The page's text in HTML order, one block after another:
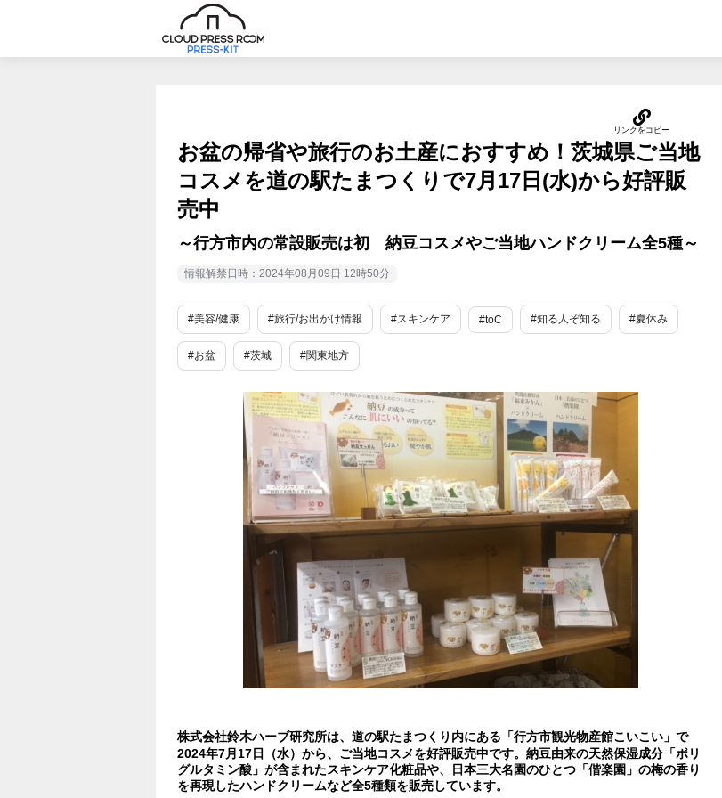
お盆の帰省や旅行のお土産におすすめ！茨城県ご当地
コスメを道の駅たまつくりで7月17日(水)から好評販
売中
～行方市内の常設販売は初 納豆コスメやご当地ハンドクリーム全5種～
情報解禁日時：2024年08月09日 12時50分
#美容/健康 #旅行/お出かけ情報 #スキンケア #toC #知る人ぞ知る #夏休み
#お盆 #茨城 #関東地方
株式会社鈴木ハーブ研究所は、道の駅たまつくり内にある「行方市観光物産館こいこい」で
2024年7月17日（水）から、ご当地コスメを好評販売中です。納豆由来の天然保湿成分「ポリ
グルタミン酸」が含まれたスキンケア化粧品や、日本三大名園のひとつ「偕楽園」の梅の香り
を再現したハンドクリームなど全5種類を販売しています。